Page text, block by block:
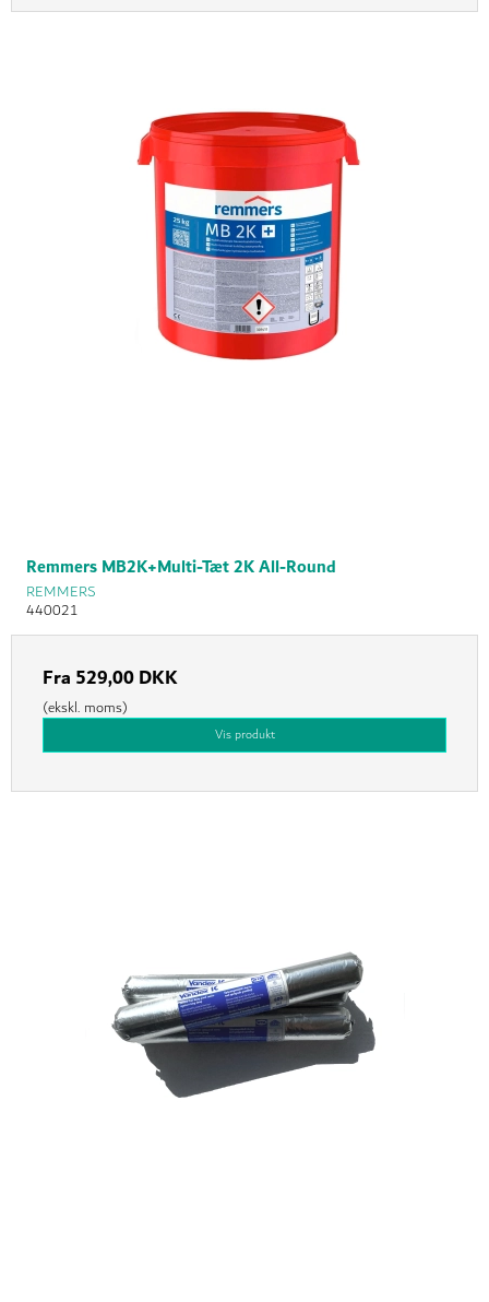
Remmers MB2K+Multi-Tæt 2K All-Round
REMMERS
440021
Fra 529,00 DKK
(ekskl. moms)
Vis produkt